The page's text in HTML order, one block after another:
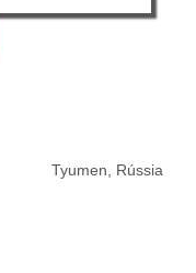
Tyumen, Rússia